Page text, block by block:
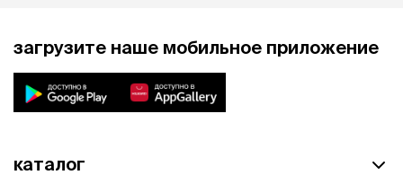
загрузите наше мобильное приложение
каталог